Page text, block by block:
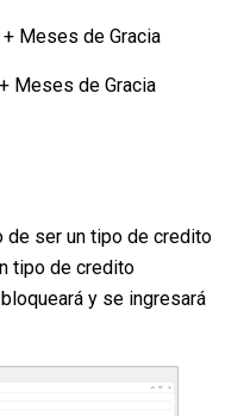
Meses de Gracia
Meses de Gracia
de ser un tipo de credito
tipo de credito
y se ingresará